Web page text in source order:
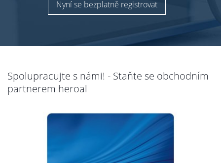
Nyní se bezplatně registrovat
Spolupracujte s námi! - Staňte se obchodním
partnerem heroal